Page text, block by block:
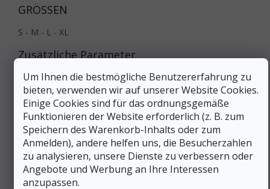
Um Ihnen die bestmögliche Benutzererfahrung zu
bieten, verwenden wir auf unserer Website Cookies.
Einige Cookies sind für das ordnungsgemäße
Funktionieren der Website erforderlich (z. B. zum
Speichern des Warenkorb-Inhalts oder zum
Anmelden), andere helfen uns, die Besucherzahlen
zu analysieren, unsere Dienste zu verbessern oder
Angebote und Werbung an Ihre Interessen
anzupassen.
GRÖSSEN
S - M - L - XL
Zusätzliche Parameter
Kategorie:
Herrenfunktionshosen
EAN:
Variante wählen
Geschlecht:
Männer
Farbe:
Grau
Größe:
S, M, L, XL
Produktart:
Unterwäsche
#sizes_table#: hidden